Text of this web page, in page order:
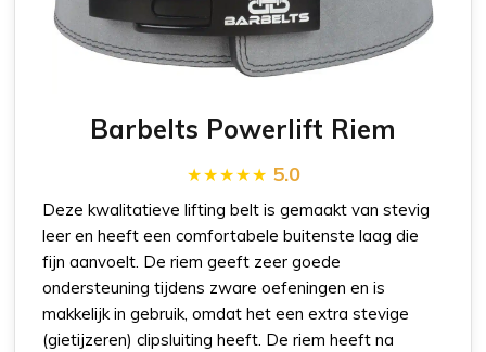
Barbelts Powerlift Riem
5.0
Deze kwalitatieve lifting belt is gemaakt van stevig
leer en heeft een comfortabele buitenste laag die
fijn aanvoelt. De riem geeft zeer goede
ondersteuning tijdens zware oefeningen en is
makkelijk in gebruik, omdat het een extra stevige
(gietijzeren) clipsluiting heeft. De riem heeft na